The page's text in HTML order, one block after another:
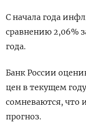
С начала года
сравнению 2,06%
года.
Банк России
цен в текущем
сомневаются, что
прогноз.